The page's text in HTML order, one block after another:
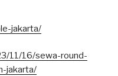
jakarta/
11/16/sewa-round-
jakarta/